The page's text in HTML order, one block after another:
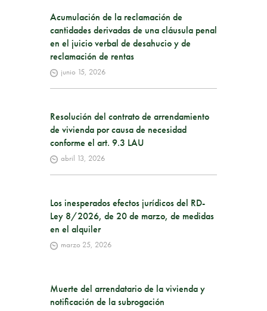
Acumulación de la reclamación de
cantidades derivadas de una cláusula penal
en el juicio verbal de desahucio y de
reclamación de rentas
junio 15, 2026
Resolución del contrato de arrendamiento
de vivienda por causa de necesidad
conforme el art. 9.3 LAU
abril 13, 2026
Los inesperados efectos jurídicos del RD-
Ley 8/2026, de 20 de marzo, de medidas
en el alquiler
marzo 25, 2026
Muerte del arrendatario de la vivienda y
notificación de la subrogación